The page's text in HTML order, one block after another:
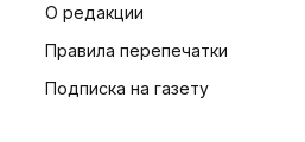
О редакции
Правила перепечатки
Подписка на газету